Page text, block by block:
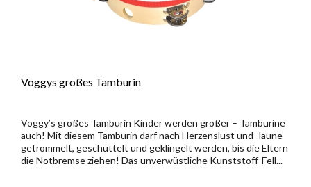
Voggys großes Tamburin
Voggy’s großes Tamburin Kinder werden größer – Tamburine
auch! Mit diesem Tamburin darf nach Herzenslust und -laune
getrommelt, geschüttelt und geklingelt werden, bis die Eltern
die Notbremse ziehen! Das unverwüstliche Kunststoff-Fell...